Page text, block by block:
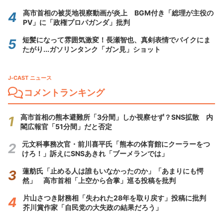
高市首相の被災地視察動画が炎上 BGM付き「総理が主役の
PV」に「政権プロパガンダ」批判
短髪になって雰囲気激変！長瀬智也、真剣表情でバイクにま
たがり...ガソリンタンク「ガン見」ショット
J-CAST ニュース
コメントランキング
高市首相の熊本避難所「3分間」しか視察せず？SNS拡散 内
閣広報官「51分間」だと否定
元文科事務次官・前川喜平氏「熊本の体育館にクーラーをつ
けろ！」訴えにSNSあきれ「ブーメランでは」
蓮舫氏「止める人は誰もいなかったのか」「あまりにも愕
然」 高市首相「上空から合掌」巡る投稿を批判
片山さつき財務相「失われた28年を取り戻す」投稿に批判
芥川賞作家「自民党の大失政の結果だろう」